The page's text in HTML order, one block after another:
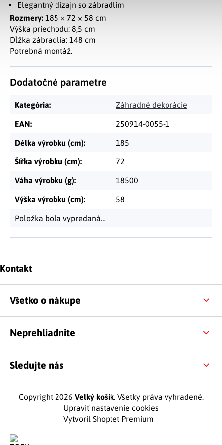
Elegantný dizajn so zábradlím
Rozmery: 185 × 72 × 58 cm
Výška priechodu: 8,5 cm
Dĺžka zábradlia: 148 cm
Potrebná montáž.
Dodatočné parametre
Kategória: Záhradné dekorácie
EAN: 250914-0055-1
Délka výrobku (cm): 185
Šířka výrobku (cm): 72
Váha výrobku (g): 18500
Výška výrobku (cm): 58
Položka bola vypredaná…
Zápätie
Kontakt
Všetko o nákupe
Neprehliadnite
Sledujte nás
Vytvoril Shoptet Premium
Copyright 2026 Velký košík. Všetky práva vyhradené.
Upraviť nastavenie cookies